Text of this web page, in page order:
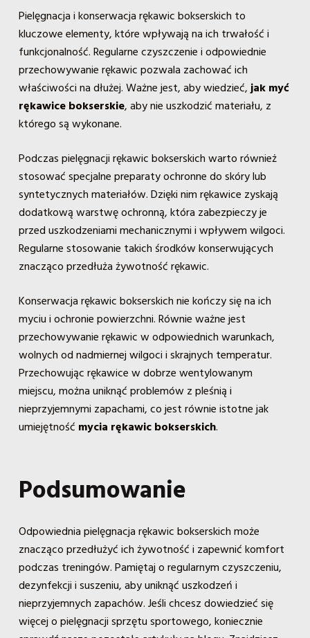
Pielęgnacja i konserwacja rękawic bokserskich to
kluczowe elementy, które wpływają na ich trwałość i
funkcjonalność. Regularne czyszczenie i odpowiednie
przechowywanie rękawic pozwala zachować ich
właściwości na dłużej. Ważne jest, aby wiedzieć, jak myć
rękawice bokserskie, aby nie uszkodzić materiału, z
którego są wykonane.
Podczas pielęgnacji rękawic bokserskich warto również
stosować specjalne preparaty ochronne do skóry lub
syntetycznych materiałów. Dzięki nim rękawice zyskają
dodatkową warstwę ochronną, która zabezpieczy je
przed uszkodzeniami mechanicznymi i wpływem wilgoci.
Regularne stosowanie takich środków konserwujących
znacząco przedłuża żywotność rękawic.
Konserwacja rękawic bokserskich nie kończy się na ich
myciu i ochronie powierzchni. Równie ważne jest
przechowywanie rękawic w odpowiednich warunkach,
wolnych od nadmiernej wilgoci i skrajnych temperatur.
Przechowując rękawice w dobrze wentylowanym
miejscu, można uniknąć problemów z pleśnią i
nieprzyjemnymi zapachami, co jest równie istotne jak
umiejętność mycia rękawic bokserskich.
Podsumowanie
Odpowiednia pielęgnacja rękawic bokserskich może
znacząco przedłużyć ich żywotność i zapewnić komfort
podczas treningów. Pamiętaj o regularnym czyszczeniu,
dezynfekcji i suszeniu, aby uniknąć uszkodzeń i
nieprzyjemnych zapachów. Jeśli chcesz dowiedzieć się
więcej o pielęgnacji sprzętu sportowego, koniecznie